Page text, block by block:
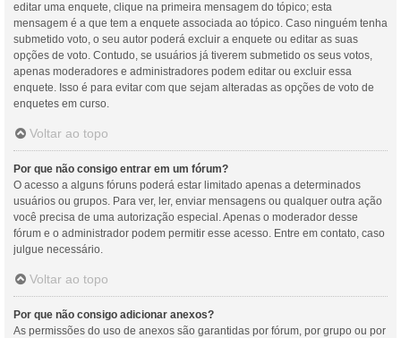
editar uma enquete, clique na primeira mensagem do tópico; esta
mensagem é a que tem a enquete associada ao tópico. Caso ninguém tenha
submetido voto, o seu autor poderá excluir a enquete ou editar as suas
opções de voto. Contudo, se usuários já tiverem submetido os seus votos,
apenas moderadores e administradores podem editar ou excluir essa
enquete. Isso é para evitar com que sejam alteradas as opções de voto de
enquetes em curso.
Voltar ao topo
Por que não consigo entrar em um fórum?
O acesso a alguns fóruns poderá estar limitado apenas a determinados
usuários ou grupos. Para ver, ler, enviar mensagens ou qualquer outra ação
você precisa de uma autorização especial. Apenas o moderador desse
fórum e o administrador podem permitir esse acesso. Entre em contato, caso
julgue necessário.
Voltar ao topo
Por que não consigo adicionar anexos?
As permissões do uso de anexos são garantidas por fórum, por grupo ou por